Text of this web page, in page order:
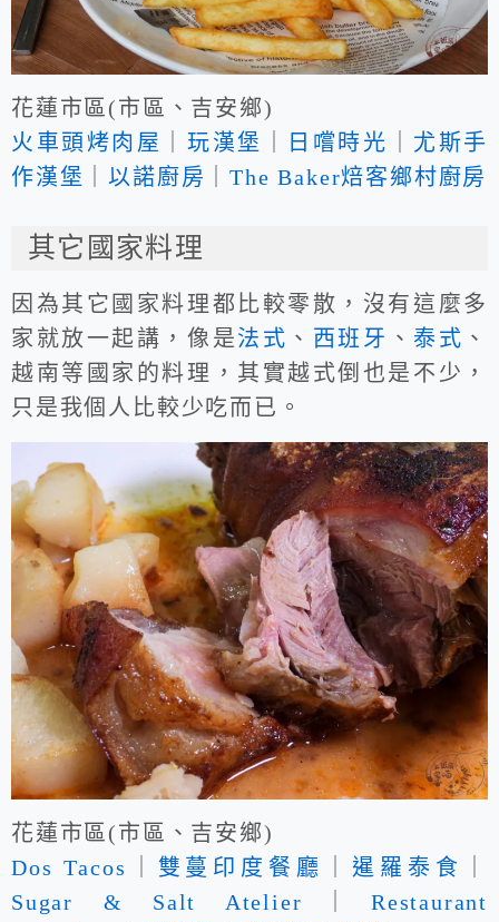
花蓮市區(市區、吉安鄉)
火車頭烤肉屋
玩漢堡 日嚐時光
尤斯手
作漢堡
以諾廚房 ｜The Baker焙客鄉村廚房
其它國家料理
因為其它國家料理都比較零散，沒有這麼多
家就放一起講，像是法式 、 西班牙 、 泰式 、
越南等國家的料理，其實越式倒也是不少，
只是我個人比較少吃而已。
花蓮市區(市區、吉安鄉)
Dos Tacos
雙蔓印度餐廳 ｜暹羅泰食
Sugar & Salt Atelier
Restaurant